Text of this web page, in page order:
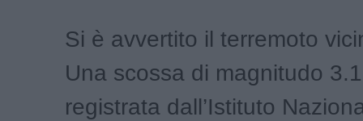
Si è avvertito il terremoto
Una scossa di magnitudo
registrata dall’Istituto